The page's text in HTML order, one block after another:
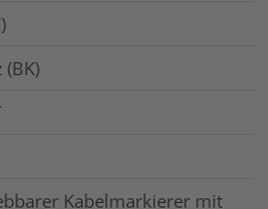
(BK)
Kabelmarkierer mit